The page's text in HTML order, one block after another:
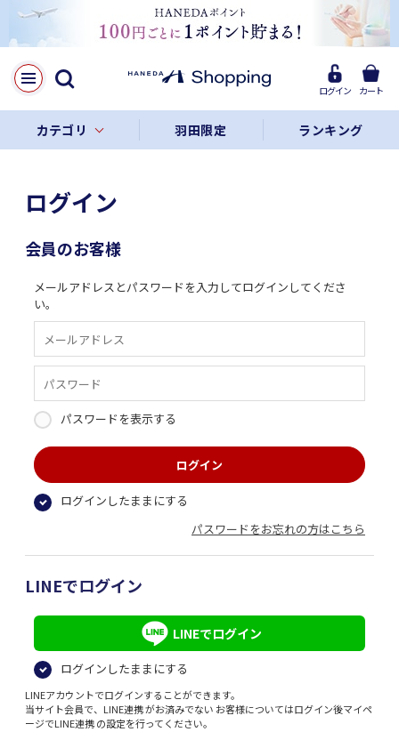
ログイン カート
カテゴリ 羽田限定 ランキング
ログイン
会員のお客様
メールアドレスとパスワードを入力してログインしてくださ
い。
パスワードを表示する
ログインしたままにする
パスワードをお忘れの方はこちら
LINEでログイン
LINEでログイン
ログインしたままにする
LINEアカウントでログインすることができます。
当サイト会員で、LINE連携 がお済みでない お客様についてはログイン後マイペ
ージでLINE連携 の設定を行ってください。